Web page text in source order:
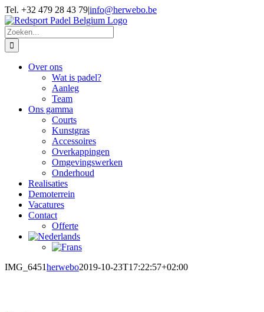
Skip
to
content
Tel. +32 479 28 43 79|info@herwebo.be
Zoeken
naar:
Over ons
Wat is padel?
Aanleg
Team
Ons gamma
Courts
Kunstgras
Accessoires
Overkappingen
Omgevingswerken
Onderhoud
Realisaties
Demoterrein
Vacatures
Contact
Offerte
IMG_6451herwebo2019-10-23T17:22:57+02:00